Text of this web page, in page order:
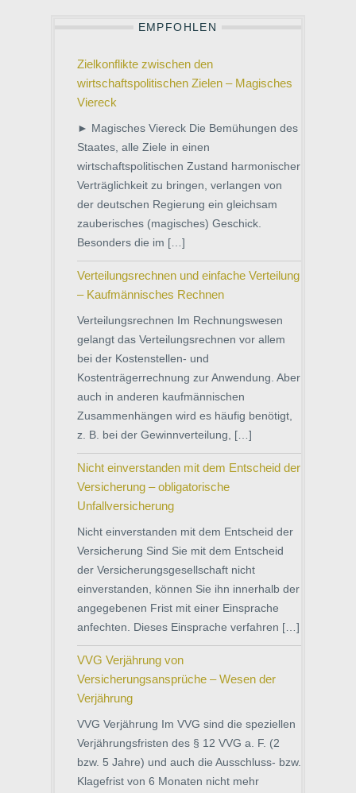
EMPFOHLEN
Zielkonflikte zwischen den
wirtschaftspolitischen Zielen – Magisches
Viereck
► Magisches Viereck Die Bemühungen des
Staates, alle Ziele in einen
wirtschaftspolitischen Zustand harmonischer
Verträglichkeit zu bringen, verlangen von
der deutschen Regierung ein gleichsam
zauberisches (magisches) Geschick.
Besonders die im […]
Verteilungsrechnen und einfache Verteilung
– Kaufmännisches Rechnen
Verteilungsrechnen Im Rechnungswesen
gelangt das Verteilungsrechnen vor allem
bei der Kostenstellen- und
Kostenträgerrechnung zur Anwendung. Aber
auch in anderen kaufmännischen
Zusammenhängen wird es häufig benötigt,
z. B. bei der Gewinnverteilung, […]
Nicht einverstanden mit dem Entscheid der
Versicherung – obligatorische
Unfallversicherung
Nicht einverstanden mit dem Entscheid der
Versicherung Sind Sie mit dem Entscheid
der Versicherungsgesellschaft nicht
einverstanden, können Sie ihn innerhalb der
angegebenen Frist mit einer Einsprache
anfechten. Dieses Einsprache verfahren […]
VVG Verjährung von
Versicherungsansprüche – Wesen der
Verjährung
VVG Verjährung Im VVG sind die speziellen
Verjährungsfristen des § 12 VVG a. F. (2
bzw. 5 Jahre) und auch die Ausschluss- bzw.
Klagefrist von 6 Monaten nicht mehr